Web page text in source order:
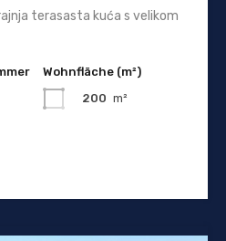
terasasta kuća s velikom
Wohnfläche (m²)
200 m²